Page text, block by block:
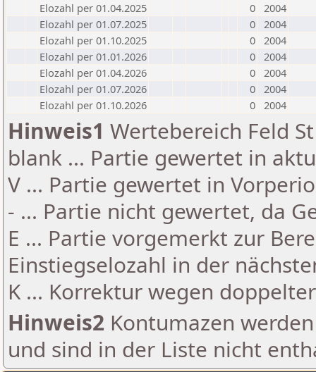
Elozahl per 01.04.2025
0 2004
Elozahl per 01.07.2025
0 2004
Elozahl per 01.10.2025
0 2004
Elozahl per 01.01.2026
0 2004
Elozahl per 01.04.2026
0 2004
Elozahl per 01.07.2026
0 2004
Elozahl per 01.10.2026
0 2004
Hinweis1 Wertebereich Feld
blank ... Partie gewertet in
V ... Partie gewertet in
- ... Partie nicht gewertet, da
E ... Partie vorgemerkt zur
Einstiegselozahl in der
K ... Korrektur wegen
Hinweis2 Kontumazen
und sind in der Liste nicht